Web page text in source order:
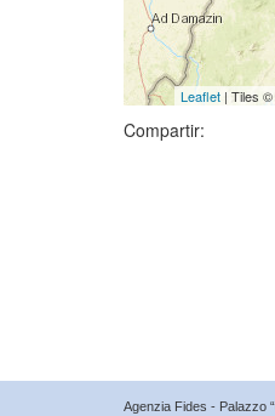
Leaflet| Tiles ©
Compartir:
Agenzia Fides - Palazzo